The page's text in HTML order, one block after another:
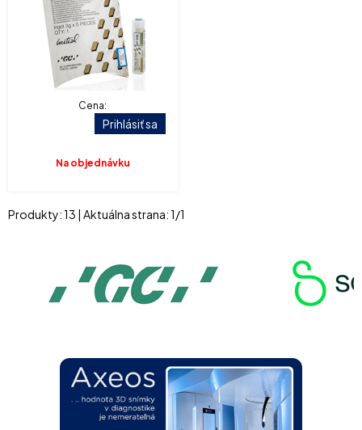
Cena:
Prihlásiť sa
Na objednávku
Produkty:13 | Aktuálna strana:1/1